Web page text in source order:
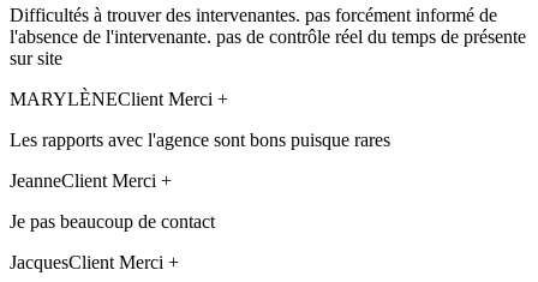
Difficultés à trouver des intervenantes. pas forcément informé de
l'absence de l'intervenante. pas de contrôle réel du temps de présente
sur site
MARYLÈNEClient Merci +
Les rapports avec l'agence sont bons puisque rares
JeanneClient Merci +
Je pas beaucoup de contact
JacquesClient Merci +